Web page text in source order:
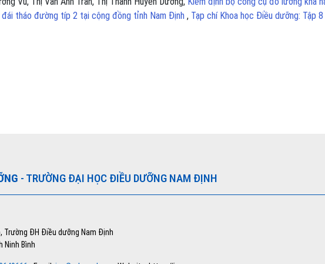
tháo đường típ 2 tại cộng đồng tỉnh Nam Định , Tạp chí Khoa học Điều dưỡng: Tập
- TRƯỜNG ĐẠI HỌC ĐIỀU DƯỠNG NAM ĐỊNH
Trường ĐH Điều dưỡng Nam Định
Ninh Bình